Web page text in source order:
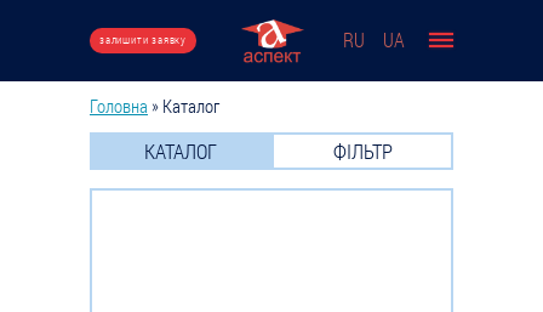
залишити заявку RU UA
Ви є тут
Головна » Каталог
КАТАЛОГ ФІЛЬТР